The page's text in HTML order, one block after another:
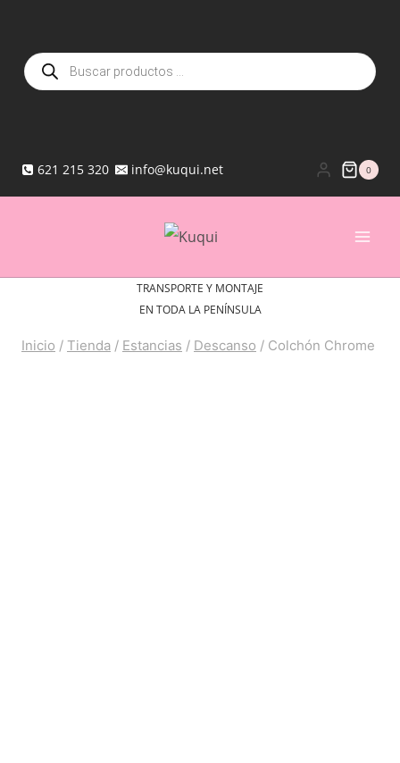
contenido
Búsqueda
de
productos
621 215 320 info@kuqui.net 0
TRANSPORTE Y MONTAJE
EN TODA LA PENÍNSULA
Inicio / Tienda / Estancias / Descanso / Colchón Chrome